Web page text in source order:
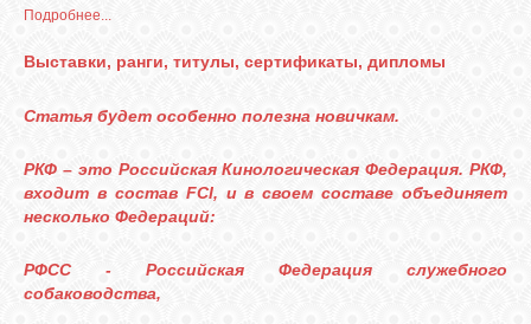
Подробнее...
Выставки, ранги, титулы, сертификаты, дипломы
Статья будет особенно полезна новичкам.
РКФ – это Российская Кинологическая Федерация. РКФ,
входит в состав FCI, и в своем составе объединяет
несколько Федераций:
РФСС - Российская Федерация служебного
собаководства,